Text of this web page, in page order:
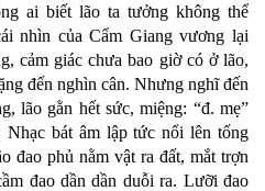
ai biết lão ta tưởng không thể
nhìn của Cẩm Giang vương lại
cảm giác chưa bao giờ có ở lão,
đến nghìn cân. Nhưng nghĩ đến
lão gằn hết sức, miệng: “đ. mẹ”
bát âm lập tức nổi lên tống
đao phủ nằm vật ra đất, mắt trợn
đao dần dần duỗi ra. Lưỡi đao